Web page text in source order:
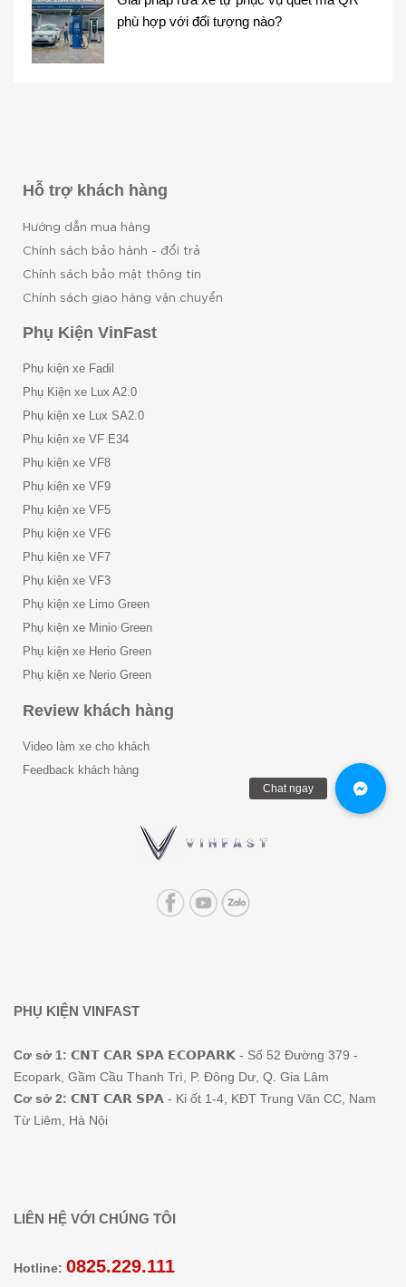
phù hợp với đối tượng nào?
Hỗ trợ khách hàng
Hướng dẫn mua hàng
Chính sách bảo hành - đổi trả
Chính sách bảo mật thông tin
Chính sách giao hàng vận chuyển
Phụ Kiện VinFast
Phụ kiện xe Fadil
Phụ Kiện xe Lux A2.0
Phụ kiện xe Lux SA2.0
Phụ kiện xe VF E34
Phụ kiện xe VF8
Phụ kiện xe VF9
Phụ kiện xe VF5
Phụ kiện xe VF6
Phụ kiện xe VF7
Phụ kiện xe VF3
Phụ kiện xe Limo Green
Phụ kiện xe Minio Green
Phụ kiện xe Herio Green
Phụ kiện xe Nerio Green
Review khách hàng
Video làm xe cho khách
Feedback khách hàng
PHỤ KIỆN VINFAST
Cơ sở 1: 𝗖𝗡𝗧 𝗖𝗔𝗥 𝗦𝗣𝗔 𝗘𝗖𝗢𝗣𝗔𝗥𝗞 - Số 52 Đường 379 -
Ecopark, Gầm Cầu Thanh Trì, P. Đông Dư, Q. Gia Lâm
Cơ sở 2: 𝗖𝗡𝗧 𝗖𝗔𝗥 𝗦𝗣𝗔 - Ki ốt 1-4, KĐT Trung Văn CC, Nam
Từ Liêm, Hà Nội
LIÊN HỆ VỚI CHÚNG TÔI
Hotline: 0825.229.111